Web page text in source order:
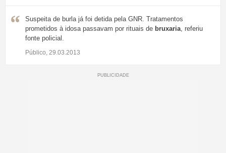
Suspeita de burla já foi detida pela GNR. Tratamentos
prometidos à idosa passavam por rituais de bruxaria , referiu
fonte policial.
Público, 29.03.2013